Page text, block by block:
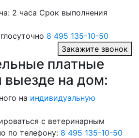
2 часа Срок выполнения
8 495 135-10-50
Закажите звонок
платные
выезде на дом:
на индивидуальную
с ветеринарным
по телефону: 8 495 135-10-50